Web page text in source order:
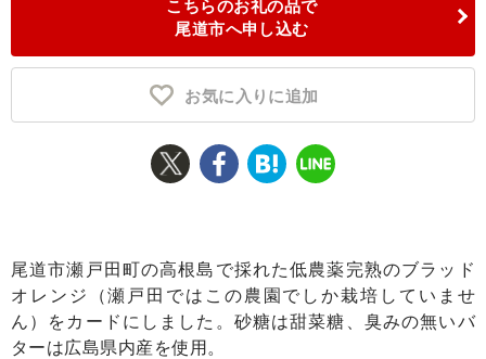
控除額シミュレータ
こちらのお礼の品で
尾道市へ申し込む
お気に入りに追加
尾道市瀬戸田町の高根島で採れた低農薬完熟のブラッド
オレンジ（瀬戸田ではこの農園でしか栽培していませ
ん）をカードにしました。砂糖は甜菜糖、臭みの無いバ
ターは広島県内産を使用。